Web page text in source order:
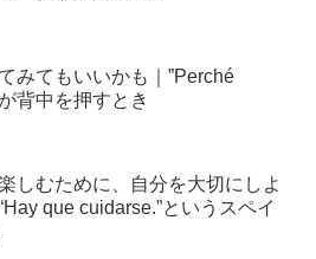
みてもいいかも｜”Perché
背中を押すとき
しむために、自分を大切にしよ
que cuidarse.”というスペイ